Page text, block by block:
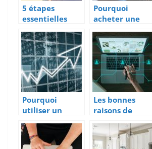
5 étapes
essentielles
pour bien
démarrer en
marketing sur
les réseaux
sociaux
Pourquoi
acheter une
voiture
d’occasion ?
Pourquoi
utiliser un
logiciel PLM ?
Les bonnes
raisons de
choisir une
solution ERP